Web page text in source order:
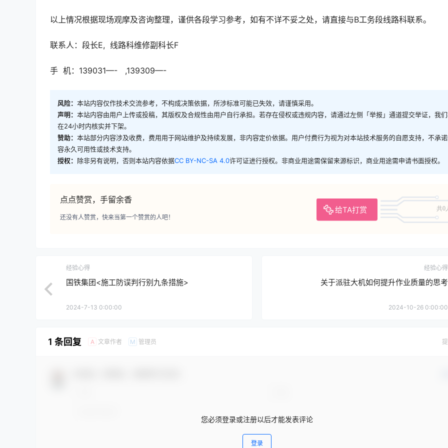
以上情况根据现场观摩及咨询整理，谨供各段学习参考，如有不详不妥之处，请直接与B工务段线路科联系。
联系人：段长E, 线路科维修副科长F
手 机：139031—- ,139309—-
风险： 本站内容仅作技术交流参考，不构成决策依据，所涉标准可能已失效，请谨慎采用。
声明： 本站内容由用户上传或投稿，其版权及合规性由用户自行承担。若存在侵权或违规内容，请通过左侧「举报」通道提交举证，我
在24小时内核实并下架。
赞助： 本站部分内容涉及收费，费用用于网站维护及持续发展，非内容定价依据。用户付费行为视为对本站技术服务的自愿支持，不承
容永久可用性或技术支持。
授权： 除非另有说明，否则本站内容依据CC BY-NC-SA 4.0许可证进行授权。非商业用途需保留来源标识，商业用途需申请书面授权。
点点赞赏，手留余香
给TA打赏 共0
还没有人赞赏，快来当第一个赞赏的人吧！
经验心得
国铁集团<施工防误判行别九条措施>
2024-7-13 0:00:00
经验心得
关于派驻大机如何提升作业质量的思考
2024-10-26 0:00:00
1 条回复 A 文章作者 M 管理员
您必须登录或注册以后才能发表评论
登录